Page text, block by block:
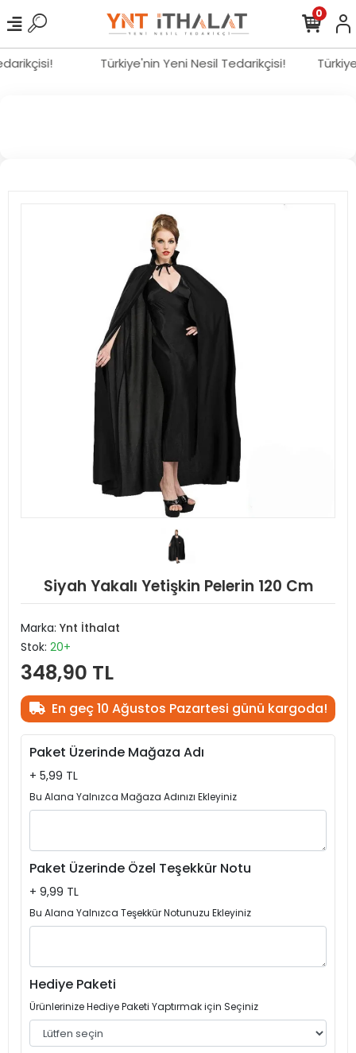
Türkiye'nin Yeni Nesil Tedarikçisi!
0
Siyah Yakalı Yetişkin Pelerin 120 Cm
Marka: Ynt İthalat
Stok: 20+
348,90 TL
En geç 10 Ağustos Pazartesi günü kargoda!
Paket Üzerinde Mağaza Adı
+ 5,99 TL
Bu Alana Yalnızca Mağaza Adınızı Ekleyiniz
Paket Üzerinde Özel Teşekkür Notu
+ 9,99 TL
Bu Alana Yalnızca Teşekkür Notunuzu Ekleyiniz
Hediye Paketi
Ürünlerinize Hediye Paketi Yaptırmak için Seçiniz